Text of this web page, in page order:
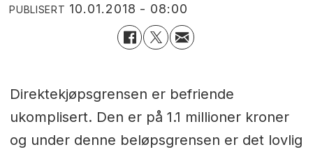
PUBLISERT 10.01.2018 - 08:00
Direktekjøpsgrensen er befriende
ukomplisert. Den er på 1.1 millioner kroner
og under denne beløpsgrensen er det lovlig